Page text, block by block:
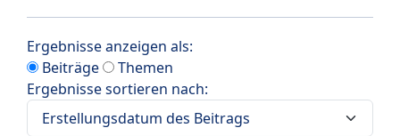
Ergebnisse anzeigen als:
Beiträge
Themen
Ergebnisse sortieren nach: